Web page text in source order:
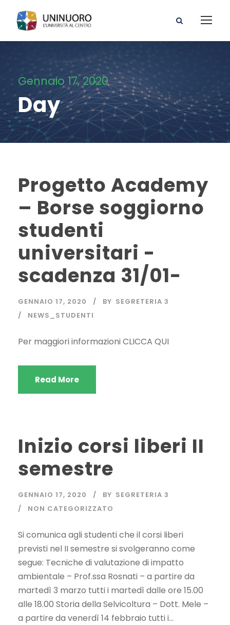
Gennaio 17, 2020
Day
Progetto Academy
– Borse soggiorno
studenti
universitari -
scadenza 31/01-
GENNAIO 17, 2020 BY SEGRETERIA 3
NEWS_STUDENTI
Per maggiori informazioni CLICCA QUI
Read More
Inizio corsi liberi II
semestre
GENNAIO 17, 2020 BY SEGRETERIA 3
NON CATEGORIZZATO
Si comunica agli studenti che il corsi liberi
previsti nel II semestre si svolgeranno come
segue: Tecniche di valutazione di impatto
ambientale – Prof.ssa Rosnati – a partire da
martedì 3 marzo tutti i martedì dalle ore 15.00
alle 18.00 Storia della Selvicoltura – Dott. Mele –
a partire da venerdì 14 febbraio tutti i...